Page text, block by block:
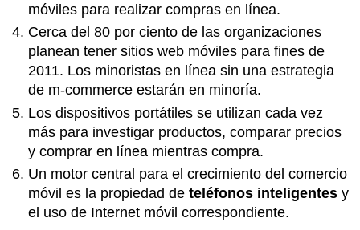
móviles para realizar compras en línea.
Cerca del 80 por ciento de las organizaciones
planean tener sitios web móviles para fines de
2011. Los minoristas en línea sin una estrategia
de m-commerce estarán en minoría.
Los dispositivos portátiles se utilizan cada vez
más para investigar productos, comparar precios
y comprar en línea mientras compra.
Un motor central para el crecimiento del comercio
móvil es la propiedad deteléfonos inteligentes y
el uso de Internet móvil correspondiente.